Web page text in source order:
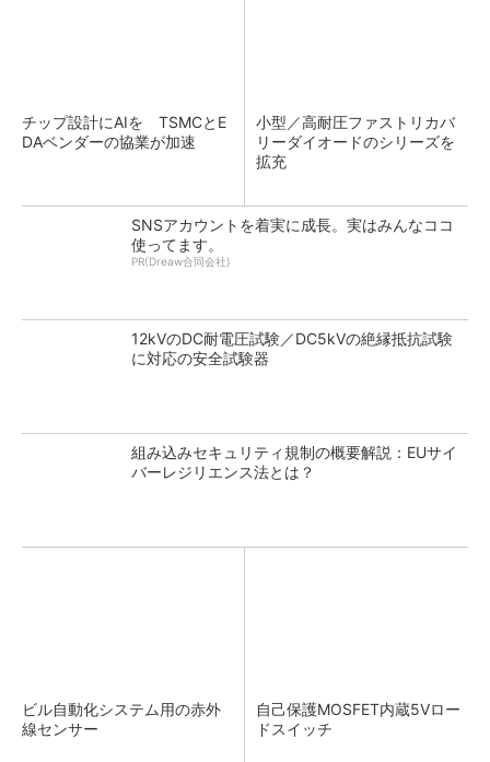
チップ設計にAIを TSMCとE
DAベンダーの協業が加速
小型／高耐圧ファストリカバ
リーダイオードのシリーズを
拡充
SNSアカウントを着実に成長。実はみんなココ
使ってます。
PR(Dreaw合同会社)
12kVのDC耐電圧試験／DC5kVの絶縁抵抗試験
に対応の安全試験器
組み込みセキュリティ規制の概要解説：EUサイ
バーレジリエンス法とは？
ビル自動化システム用の赤外
線センサー
自己保護MOSFET内蔵5Vロー
ドスイッチ